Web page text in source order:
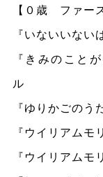
【０歳 ファー
『いないいない
『きみのこと
ル
『ゆりかごの
『ウイリアムモ
『ウイリアムモ